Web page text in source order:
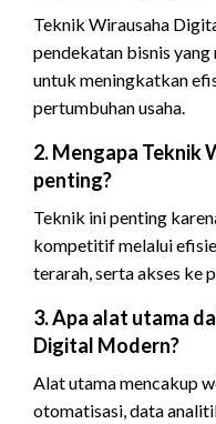
Teknik Wirausaha
pendekatan bisnis
untuk meningkatkan
pertumbuhan usaha.
2. Mengapa Teknik
penting?
Teknik ini penting
kompetitif melalui
terarah, serta akses ke
3. Apa alat utama
Digital Modern?
Alat utama mencakup
otomatisasi, data